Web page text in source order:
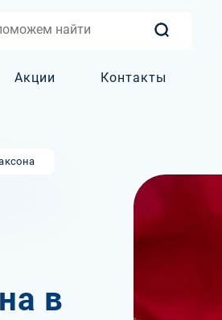
Акции Контакты
в